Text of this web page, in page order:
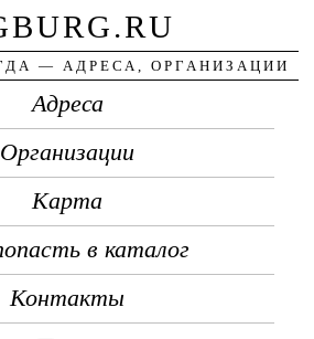
— АДРЕСА, ОРГАНИЗАЦИИ
Адреса
Организации
Карта
в каталог
Контакты